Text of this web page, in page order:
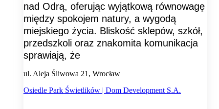
nad Odrą, oferując wyjątkową równowagę
między spokojem natury, a wygodą
miejskiego życia. Bliskość sklepów, szkół,
przedszkoli oraz znakomita komunikacja
sprawiają, że
ul. Aleja Śliwowa 21, Wrocław
Osiedle Park Świetlików | Dom Development S.A.